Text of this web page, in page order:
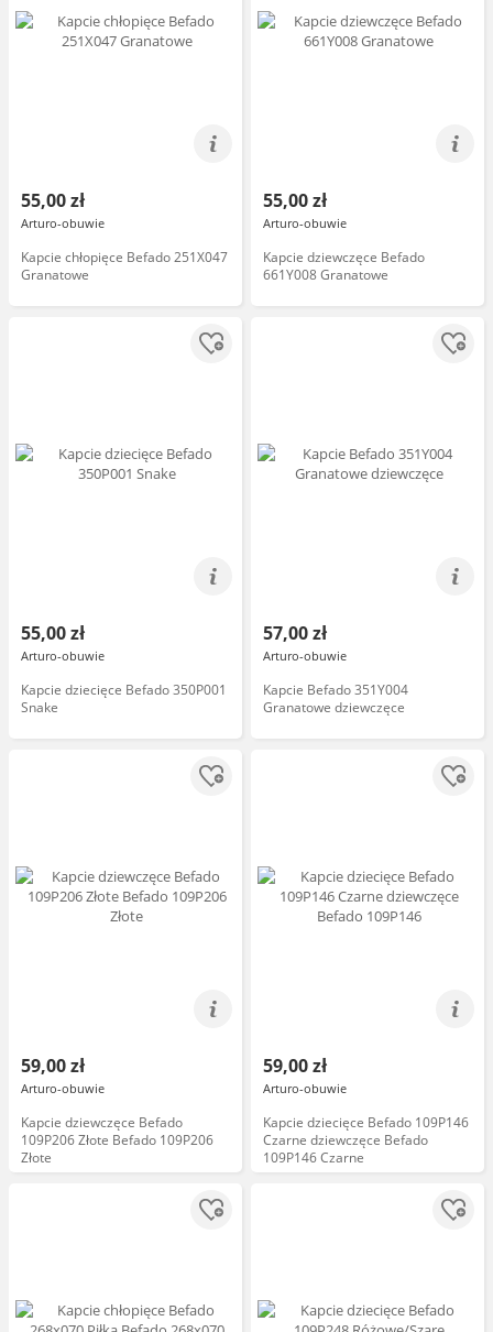
55,00 zł
Arturo-obuwie
Kapcie chłopięce Befado 251X047
Granatowe
55,00 zł
Arturo-obuwie
Kapcie dziewczęce Befado
661Y008 Granatowe
55,00 zł
Arturo-obuwie
Kapcie dziecięce Befado 350P001
Snake
57,00 zł
Arturo-obuwie
Kapcie Befado 351Y004
Granatowe dziewczęce
59,00 zł
Arturo-obuwie
Kapcie dziewczęce Befado
109P206 Złote Befado 109P206
Złote
59,00 zł
Arturo-obuwie
Kapcie dziecięce Befado 109P146
Czarne dziewczęce Befado
109P146 Czarne